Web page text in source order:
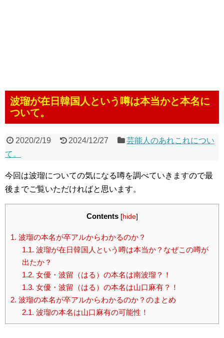
波瑠が在日韓国人という噂は本当かと本名に
ついて。
2020/2/19 2024/12/27
芸能人のあれこれについ
て。
今回は波瑠についての気になる噂を調べていきますので最
後までご覧いただければと思います。
Contents [hide]
1. 波瑠の本名が卒アルからわかるのか？
1.1. 波瑠が在日韓国人という噂は本当か？なぜこの噂が
出たか？
1.2. 女優・波留（はる）の本名は南波瑠？！
1.3. 女優・波留（はる）の本名は山口麻有？！
2. 波瑠の本名が卒アルからわかるのか？のまとめ
2.1. 波瑠の本名は山口麻有の可能性！